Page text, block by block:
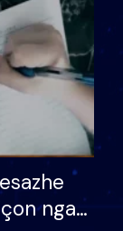
nga